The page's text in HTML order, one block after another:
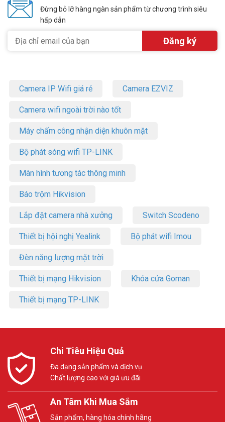
Đừng bỏ lỡ hàng ngàn sản phẩm từ chương trình siêu
hấp dẫn
Camera IP Wifi giá rẻ Camera EZVIZ
Camera wifi ngoài trời nào tốt
Máy chấm công nhận diện khuôn mặt
Bộ phát sóng wifi TP-LINK
Màn hình tương tác thông minh
Báo trộm Hikvision
Lắp đặt camera nhà xưởng Switch Scodeno
Thiết bị hội nghị Yealink Bộ phát wifi Imou
Đèn năng lượng mặt trời
Thiết bị mạng Hikvision Khóa cửa Goman
Thiết bị mạng TP-LINK
Chi Tiêu Hiệu Quả
Đa dạng sản phẩm và dịch vụ
Chất lượng cao với giá ưu đãi
An Tâm Khi Mua Sắm
Sản phẩm, hàng hóa chính hãng